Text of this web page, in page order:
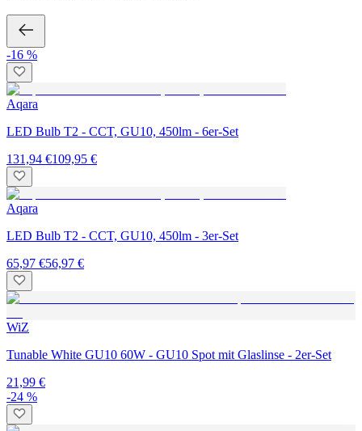
-16 %
Aqara
LED Bulb T2 - CCT, GU10, 450lm - 6er-Set
131,94 €109,95 €
Aqara
LED Bulb T2 - CCT, GU10, 450lm - 3er-Set
65,97 €56,97 €
WiZ
Tunable White GU10 60W - GU10 Spot mit Glaslinse - 2er-Set
21,99 €
-24 %